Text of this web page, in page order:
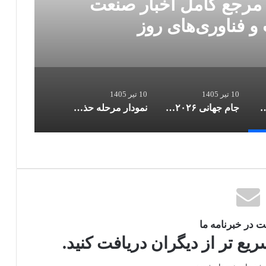
مرجع کامل اخبار صنعت
فناوری‌های روز
خودرو، قیمت و فناوری‌های روز
10 تیر 1405
جام جهانی ۲۰۲۶؛ حذف مدعیان و ظهور شگفتی‌ها
10 تیر 1405
نمودار مرحله حذفی جام جهانی ۲۰۲۶ پس از روز دوم مرحله یک‌شانزدهم نهایی
در خبرنامه ما
تر از دیگران دریافت کنید.